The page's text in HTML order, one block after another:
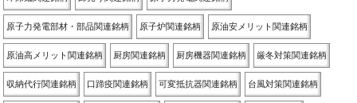
原子力発電部材・部品関連銘柄 原子炉関連銘柄 原油安メリット関連銘柄
原油高メリット関連銘柄 厨房関連銘柄 厨房機器関連銘柄 厳冬対策関連銘柄
収納代行関連銘柄 口蹄疫関連銘柄 可変抵抗器関連銘柄 台風対策関連銘柄